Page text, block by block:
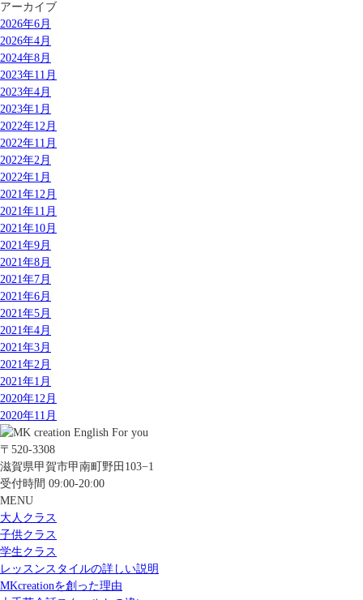
アーカイブ
2026年6月
2026年4月
2024年8月
2023年11月
2023年4月
2023年1月
2022年12月
2022年11月
2022年2月
2022年1月
2021年12月
2021年11月
2021年10月
2021年9月
2021年8月
2021年7月
2021年6月
2021年5月
2021年4月
2021年3月
2021年2月
2021年1月
2020年12月
2020年11月
〒520-3308
滋賀県甲賀市甲南町野田103−1
受付時間 09:00-20:00
MENU
大人クラス
子供クラス
学生クラス
レッスンスタイルの詳しい説明
MKcreationを創った理由